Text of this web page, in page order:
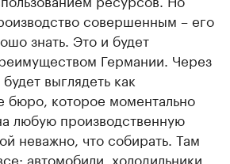
совершенным – его
знать. Это и будет
Германии. Через
выглядеть как
бюро, которое моментально
любую производственную
неважно, что собирать. Там
автомобили, холодильники,